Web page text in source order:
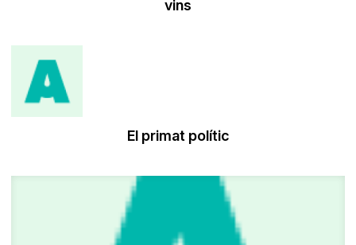
vins
El primat polític